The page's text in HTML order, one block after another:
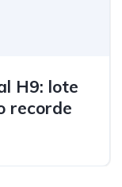
H9: lote
recorde